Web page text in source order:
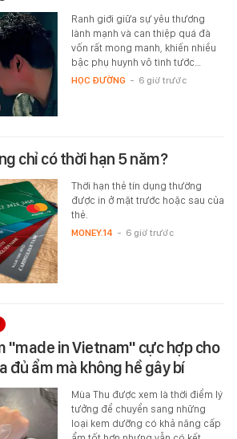
Ranh giới giữa sự yêu thương
lành mạnh và can thiệp quá đà
vốn rất mong manh, khiến nhiều
bậc phụ huynh vô tình tước…
HỌC ĐƯỜNG - 6 giờ trước
chỉ có thời hạn 5 năm?
Thời hạn thẻ tín dụng thường
được in ở mặt trước hoặc sau của
thẻ.
MONEY.14 - 6 giờ trước
"made in Vietnam" cực hợp cho
đủ ẩm mà không hề gây bí
Mùa Thu được xem là thời điểm lý
tưởng để chuyển sang những
loại kem dưỡng có khả năng cấp